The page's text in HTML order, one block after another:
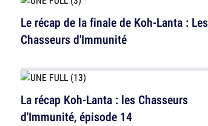
Le récap de la finale de Koh-Lanta : Les
Chasseurs d'Immunité
La récap Koh-Lanta : les Chasseurs
d'Immunité, épisode 14